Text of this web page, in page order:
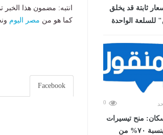
ثابتة قد يخلق
الواحدة
0
منح تيسيرات
بالإعفاء بنسبة ٧٠% من
انتبه: مضمون هذا الخبر
كما هو من مصر اليوم
Facebook